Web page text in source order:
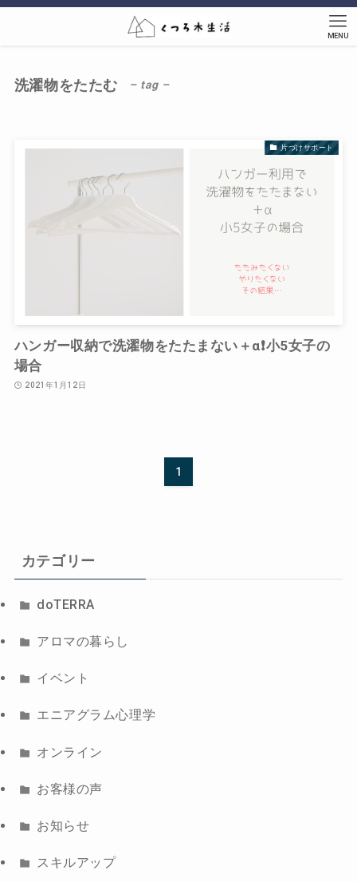
MENU
洗濯物をたたむ – tag –
片づけサポート
ハンガー収納で洗濯物をたたまない＋α❗️小5女子の
場合
2021年1月12日
1
カテゴリー
doTERRA
アロマの暮らし
イベント
エニアグラム心理学
オンライン
お客様の声
お知らせ
スキルアップ